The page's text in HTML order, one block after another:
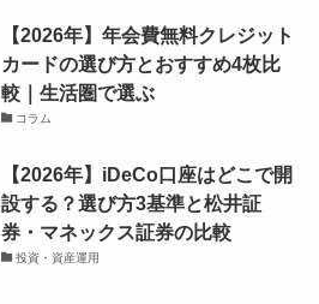
【2026年】年会費無料クレジット
カードの選び方とおすすめ4枚比
較｜生活圏で選ぶ
コラム
【2026年】iDeCo口座はどこで開
設する？選び方3基準と松井証
券・マネックス証券の比較
投資・資産運用